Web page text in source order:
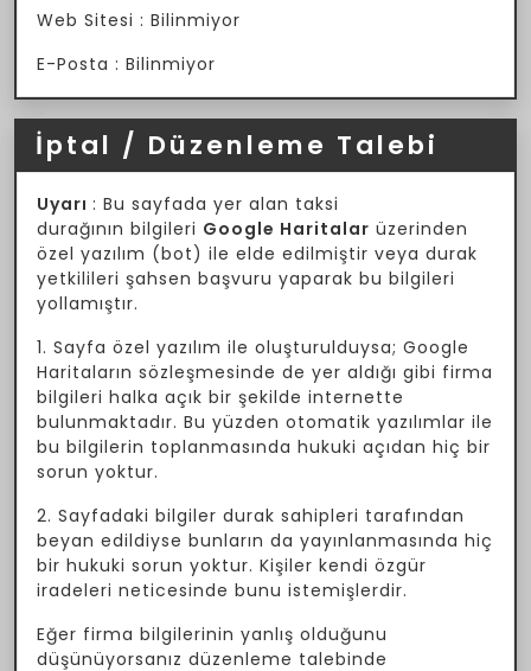
Web Sitesi : Bilinmiyor
E-Posta : Bilinmiyor
İptal / Düzenleme Talebi
Uyarı : Bu sayfada yer alan taksi
durağının bilgileri Google Haritalar üzerinden
özel yazılım (bot) ile elde edilmiştir veya durak
yetkilileri şahsen başvuru yaparak bu bilgileri
yollamıştır.
1. Sayfa özel yazılım ile oluşturulduysa; Google
Haritaların sözleşmesinde de yer aldığı gibi firma
bilgileri halka açık bir şekilde internette
bulunmaktadır. Bu yüzden otomatik yazılımlar ile
bu bilgilerin toplanmasında hukuki açıdan hiç bir
sorun yoktur.
2. Sayfadaki bilgiler durak sahipleri tarafından
beyan edildiyse bunların da yayınlanmasında hiç
bir hukuki sorun yoktur. Kişiler kendi özgür
iradeleri neticesinde bunu istemişlerdir.
Eğer firma bilgilerinin yanlış olduğunu
düşünüyorsanız düzenleme talebinde